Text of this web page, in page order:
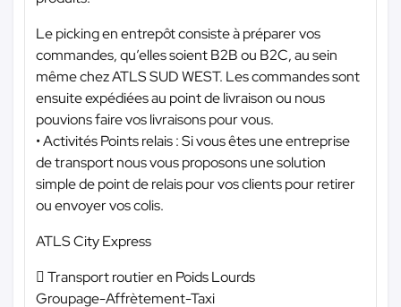
Le picking en entrepôt consiste à préparer vos
commandes, qu’elles soient B2B ou B2C, au sein
même chez ATLS SUD WEST. Les commandes sont
ensuite expédiées au point de livraison ou nous
pouvions faire vos livraisons pour vous.
• Activités Points relais : Si vous êtes une entreprise
de transport nous vous proposons une solution
simple de point de relais pour vos clients pour retirer
ou envoyer vos colis.
ATLS City Express
 Transport routier en Poids Lourds
Groupage-Affrètement-Taxi